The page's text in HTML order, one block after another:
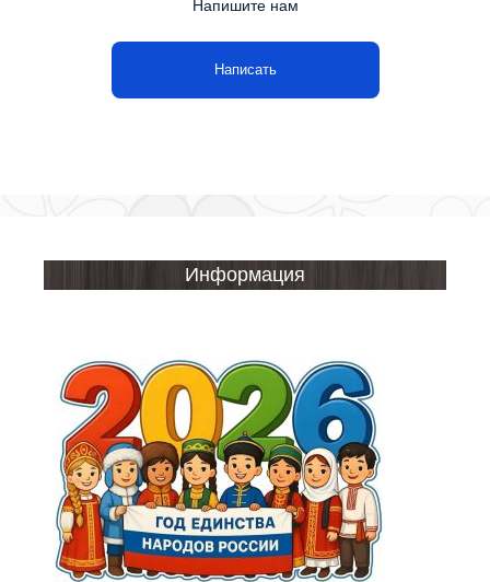
Напишите нам
Написать
Информация